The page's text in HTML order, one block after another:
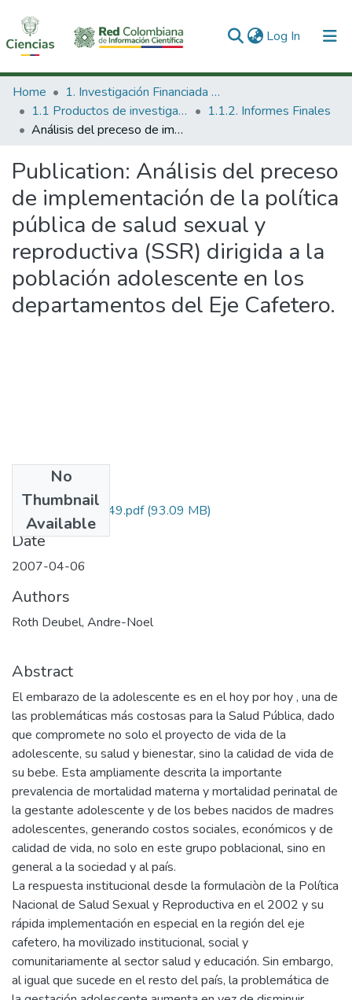
Log In (current)
Communities & Collections
All of DSpace
Home
1. Investigación Financiada con Recursos Públicos
1.1 Productos de investigación
1.1.2. Informes Finales
Análisis del preceso de implementación de la política pública de salud sexual y reproductiva (SSR) dirigida a la población adolescente en los departamentos del Eje Cafetero.
Publication: Análisis del preceso
de implementación de la política
pública de salud sexual y
reproductiva (SSR) dirigida a la
población adolescente en los
departamentos del Eje Cafetero.
No
Thumbnail
Available
3214-04-18249.pdf(93.09 MB)
Date
2007-04-06
Authors
Roth Deubel, Andre-Noel
Abstract
El embarazo de la adolescente es en el hoy por hoy , una de
las problemáticas más costosas para la Salud Pública, dado
que compromete no solo el proyecto de vida de la
adolescente, su salud y bienestar, sino la calidad de vida de
su bebe. Esta ampliamente descrita la importante
prevalencia de mortalidad materna y mortalidad perinatal de
la gestante adolescente y de los bebes nacidos de madres
adolescentes, generando costos sociales, económicos y de
calidad de vida, no solo en este grupo poblacional, sino en
general a la sociedad y al país.
La respuesta institucional desde la formulaciòn de la Política
Nacional de Salud Sexual y Reproductiva en el 2002 y su
rápida implementación en especial en la región del eje
cafetero, ha movilizado institucional, social y
comunitariamente al sector salud y educación. Sin embargo,
al igual que sucede en el resto del país, la problemática de